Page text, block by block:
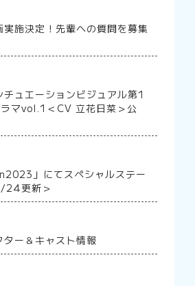
実施決定！先輩への質問を募集
チュエーションビジュアル第1
マvol.1＜CV 立花日菜＞公
」にてスペシャルステー
24更新＞
ター＆キャスト情報